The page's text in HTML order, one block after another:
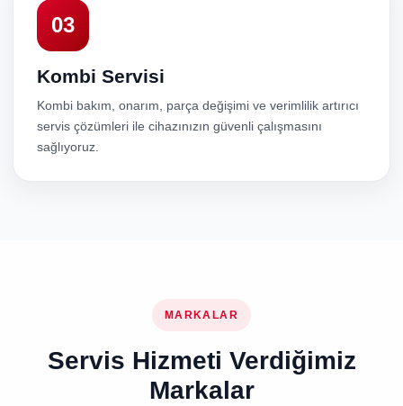
03
Kombi Servisi
Kombi bakım, onarım, parça değişimi ve verimlilik artırıcı
servis çözümleri ile cihazınızın güvenli çalışmasını
sağlıyoruz.
MARKALAR
Servis Hizmeti Verdiğimiz
Markalar